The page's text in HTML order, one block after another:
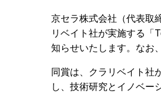
京セラ株式会社（代表取
リベイト社が実施する「
知らせいたします。なお
同賞は、クラリベイト社
し、技術研究とイノベー